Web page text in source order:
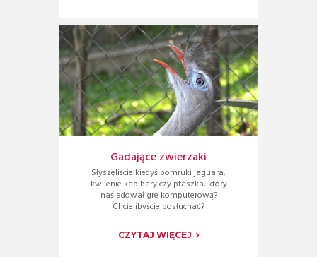
Gadające zwierzaki
Słyszeliście kiedyś pomruki jaguara,
kwilenie kapibary czy ptaszka, który
naśladował gre komputerową?
Chcielibyście posłuchać?
CZYTAJ WIĘCEJ